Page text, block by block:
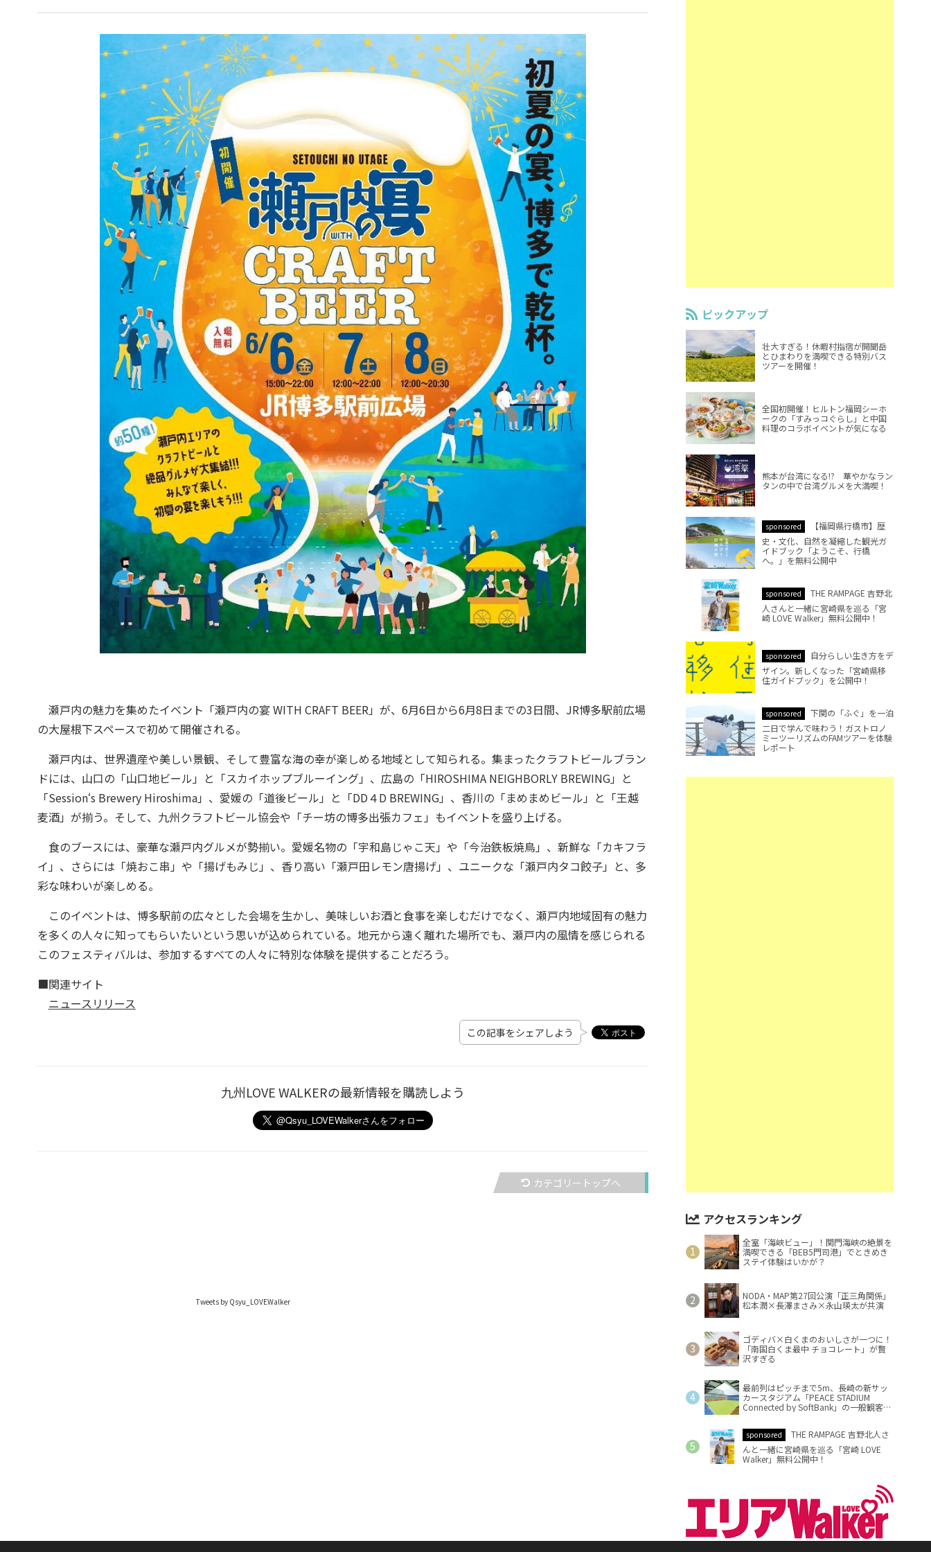
瀬戸内の魅力を集めたイベント「瀬戸内の宴 WITH CRAFT BEER」が、6月6日から6月8日までの3日間、JR博多駅前広場
の大屋根下スペースで初めて開催される。
瀬戸内は、世界遺産や美しい景観、そして豊富な海の幸が楽しめる地域として知られる。集まったクラフトビールブラン
ドには、山口の「山口地ビール」と「スカイホップブルーイング」、広島の「HIROSHIMA NEIGHBORLY BREWING」と
「Session‘s Brewery Hiroshima」、愛媛の「道後ビール」と「DD４D BREWING」、香川の「まめまめビール」と「王越
麦酒」が揃う。そして、九州クラフトビール協会や「チー坊の博多出張カフェ」もイベントを盛り上げる。
食のブースには、豪華な瀬戸内グルメが勢揃い。愛媛名物の「宇和島じゃこ天」や「今治鉄板焼鳥」、新鮮な「カキフラ
イ」、さらには「焼おこ串」や「揚げもみじ」、香り高い「瀬戸田レモン唐揚げ」、ユニークな「瀬戸内タコ餃子」と、多
彩な味わいが楽しめる。
このイベントは、博多駅前の広々とした会場を生かし、美味しいお酒と食事を楽しむだけでなく、瀬戸内地域固有の魅力
を多くの人々に知ってもらいたいという思いが込められている。地元から遠く離れた場所でも、瀬戸内の風情を感じられる
このフェスティバルは、参加するすべての人々に特別な体験を提供することだろう。
■関連サイト
ニュースリリース
この記事をシェアしよう
九州LOVE WALKERの最新情報を購読しよう
カテゴリートップへ
Tweets by Qsyu_LOVEWalker
ピックアップ
壮大すぎる！休暇村指宿が開聞岳
とひまわりを満喫できる特別バス
ツアーを開催！
全国初開催！ヒルトン福岡シーホ
ークの「すみっコぐらし」と中国
料理のコラボイベントが気になる
熊本が台湾になる!? 華やかなラン
タンの中で台湾グルメを大満喫！
sponsored
【福岡県行橋市】歴
史・文化、自然を凝縮した観光ガ
イドブック「ようこそ、行橋
へ。」を無料公開中
sponsored
THE RAMPAGE 吉野北
人さんと一緒に宮崎県を巡る「宮
崎 LOVE Walker」無料公開中！
sponsored
自分らしい生き方をデ
ザイン。新しくなった「宮崎県移
住ガイドブック」を公開中！
sponsored
下関の「ふぐ」を一泊
二日で学んで味わう！ガストロノ
ミーツーリズムのFAMツアーを体験
レポート
アクセスランキング
全室「海峡ビュー」！関門海峡の絶景を
満喫できる「BEB5門司港」でときめき
ステイ体験はいかが？
NODA・MAP第27回公演「正三角関係」
松本潤×長澤まさみ×永山瑛太が共演
ゴディバ×白くまのおいしさが一つに！
「南国白くま最中 チョコレート」が贅
沢すぎる
最前列はピッチまで5m、長崎の新サッ
カースタジアム「PEACE STADIUM
Connected by SoftBank」の一般観客席
sponsored
THE RAMPAGE 吉野北人さ
んと一緒に宮崎県を巡る「宮崎 LOVE
Walker」無料公開中！